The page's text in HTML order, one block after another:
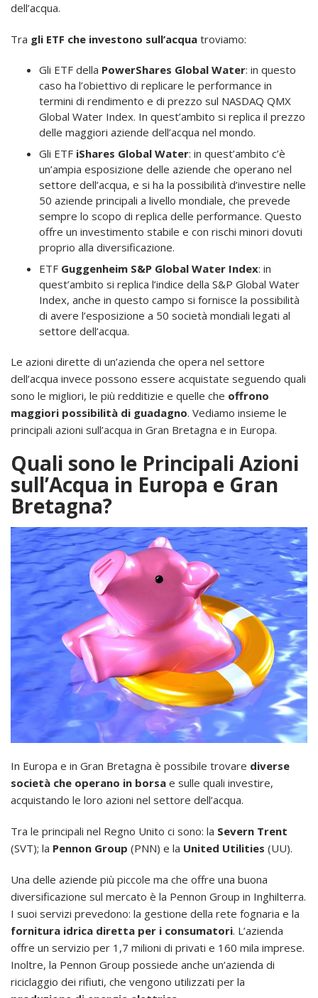
dell’acqua.
Tra gli ETF che investono sull’acqua troviamo:
Gli ETF della PowerShares Global Water: in questo
caso ha l’obiettivo di replicare le performance in
termini di rendimento e di prezzo sul NASDAQ QMX
Global Water Index. In quest’ambito si replica il prezzo
delle maggiori aziende dell’acqua nel mondo.
Gli ETF iShares Global Water: in quest’ambito c’è
un’ampia esposizione delle aziende che operano nel
settore dell’acqua, e si ha la possibilità d’investire nelle
50 aziende principali a livello mondiale, che prevede
sempre lo scopo di replica delle performance. Questo
offre un investimento stabile e con rischi minori dovuti
proprio alla diversificazione.
ETF Guggenheim S&P Global Water Index: in
quest’ambito si replica l’indice della S&P Global Water
Index, anche in questo campo si fornisce la possibilità
di avere l’esposizione a 50 società mondiali legati al
settore dell’acqua.
Le azioni dirette di un’azienda che opera nel settore
dell’acqua invece possono essere acquistate seguendo quali
sono le migliori, le più redditizie e quelle che offrono
maggiori possibilità di guadagno. Vediamo insieme le
principali azioni sull’acqua in Gran Bretagna e in Europa.
Quali sono le Principali Azioni
sull’Acqua in Europa e Gran
Bretagna?
In Europa e in Gran Bretagna è possibile trovare diverse
società che operano in borsa e sulle quali investire,
acquistando le loro azioni nel settore dell’acqua.
Tra le principali nel Regno Unito ci sono: la Severn Trent
(SVT); la Pennon Group (PNN) e la United Utilities (UU).
Una delle aziende più piccole ma che offre una buona
diversificazione sul mercato è la Pennon Group in Inghilterra.
I suoi servizi prevedono: la gestione della rete fognaria e la
fornitura idrica diretta per i consumatori. L’azienda
offre un servizio per 1,7 milioni di privati e 160 mila imprese.
Inoltre, la Pennon Group possiede anche un’azienda di
riciclaggio dei rifiuti, che vengono utilizzati per la